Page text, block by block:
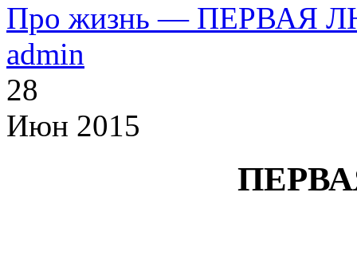
Про жизнь — ПЕРВАЯ
admin
28
Июн 2015